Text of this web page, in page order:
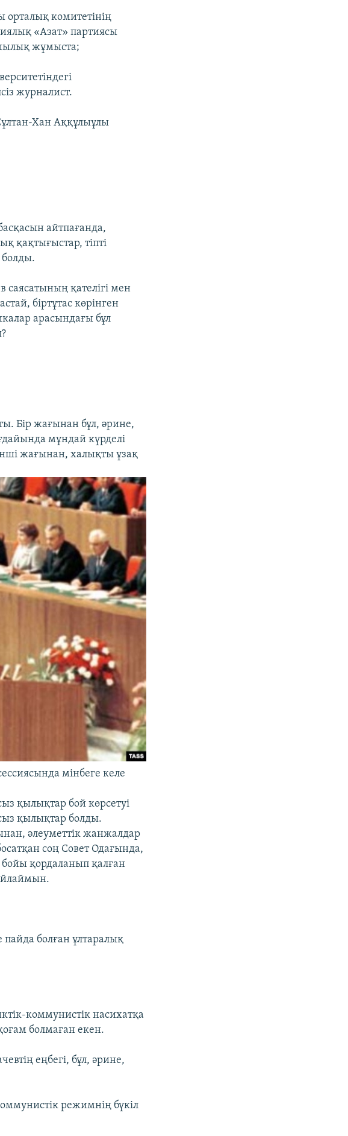
орталық комитетінің
«Азат» партиясы
жұмыста;
журналист.
Хан Аққұлыұлы
айтпағанда,
қақтығыстар, тіпті
болды.
саясатының қателігі мен
біртұтас көрінген
арасындағы бұл
Бір жағынан бұл, әрине,
мұндай күрделі
жағынан, халықты ұзақ
мінбеге келе
қылықтар бой көрсетуі
қылықтар болды.
әлеуметтік жанжалдар
соң Совет Одағында,
қордаланып қалған
пайда болған ұлтаралық
коммунистік насихатқа
болмаған екен.
еңбегі, бұл, әрине,
режимнің бүкіл